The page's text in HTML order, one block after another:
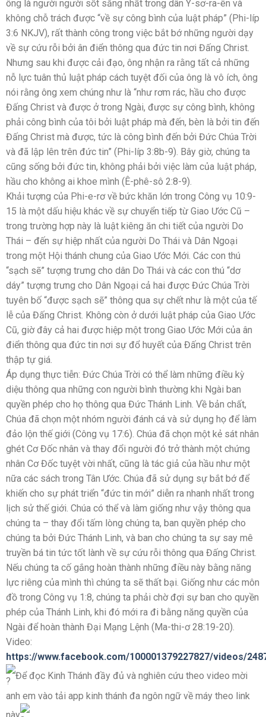
ông là người người sốt sắng nhất trong dân Y-sơ-ra-ên và
không chỗ trách được “về sự công bình của luật pháp” (Phi-líp
3:6 NKJV), rất thành công trong việc bắt bớ những người dạy
về sự cứu rỗi bởi ân điển thông qua đức tin nơi Đấng Christ.
Nhưng sau khi được cải đạo, ông nhận ra rằng tất cả những
nỗ lực tuân thủ luật pháp cách tuyệt đối của ông là vô ích, ông
nói rằng ông xem chúng như là “như rơm rác, hầu cho được
Đấng Christ và được ở trong Ngài, được sự công bình, không
phải công bình của tôi bởi luật pháp mà đến, bèn là bởi tin đến
Đấng Christ mà được, tức là công bình đến bởi Đức Chúa Trời
và đã lập lên trên đức tin” (Phi-líp 3:8b-9). Bây giờ, chúng ta
cũng sống bởi đức tin, không phải bởi việc làm của luật pháp,
hầu cho không ai khoe mình (Ê-phê-sô 2:8-9).
Khải tượng của Phi-e-rơ về bức khăn lớn trong Công vụ 10:9-
15 là một dấu hiệu khác về sự chuyển tiếp từ Giao Ước Cũ –
trong trường hợp này là luật kiêng ăn chi tiết của người Do
Thái – đến sự hiệp nhất của người Do Thái và Dân Ngoại
trong một Hội thánh chung của Giao Ước Mới. Các con thú
“sạch sẽ” tượng trưng cho dân Do Thái và các con thú “dơ
dáy” tượng trưng cho Dân Ngoại cả hai được Đức Chúa Trời
tuyên bố “được sạch sẽ” thông qua sự chết như là một của tế
lễ của Đấng Christ. Không còn ở dưới luật pháp của Giao Ước
Cũ, giờ đây cả hai được hiệp một trong Giao Ước Mới của ân
điển thông qua đức tin nơi sự đổ huyết của Đấng Christ trên
thập tự giá.
Áp dụng thực tiễn: Đức Chúa Trời có thể làm những điều kỳ
diệu thông qua những con người bình thường khi Ngài ban
quyền phép cho họ thông qua Đức Thánh Linh. Về bản chất,
Chúa đã chọn một nhóm người đánh cá và sử dụng họ để làm
đảo lộn thế giới (Công vụ 17:6). Chúa đã chọn một kẻ sát nhân
ghét Cơ Đốc nhân và thay đổi người đó trở thành một chứng
nhân Cơ Đốc tuyệt vời nhất, cũng là tác giả của hầu như một
nữa các sách trong Tân Ước. Chúa đã sử dụng sự bắt bớ để
khiến cho sự phát triển “đức tin mới” diễn ra nhanh nhất trong
lịch sử thế giới. Chúa có thể và làm giống như vậy thông qua
chúng ta – thay đổi tấm lòng chúng ta, ban quyền phép cho
chúng ta bởi Đức Thánh Linh, và ban cho chúng ta sự say mê
truyền bá tin tức tốt lành về sự cứu rỗi thông qua Đấng Christ.
Nếu chúng ta cố gắng hoàn thành những điều này bằng năng
lực riêng của mình thì chúng ta sẽ thất bại. Giống như các môn
đồ trong Công vụ 1:8, chúng ta phải chờ đợi sự ban cho quyền
phép của Thánh Linh, khi đó mới ra đi bằng năng quyền của
Ngài để hoàn thành Đại Mạng Lệnh (Ma-thi-ơ 28:19-20).
Video:
https://www.facebook.com/100001379227827/videos/
Để đọc Kinh Thánh đầy đủ và nghiên cứu theo video mời
anh em vào tải app kinh thánh đa ngôn ngữ về máy theo link
này